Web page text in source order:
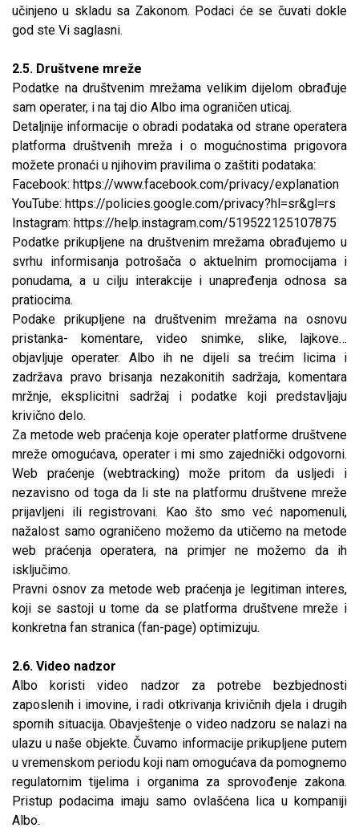
učinjeno u skladu sa Zakonom. Podaci će se čuvati dokle
god ste Vi saglasni.
2.5. Društvene mreže
Podatke na društvenim mrežama velikim dijelom obrađuje
sam operater, i na taj dio Albo ima ograničen uticaj.
Detaljnije informacije o obradi podataka od strane operatera
platforma društvenih mreža i o mogućnostima prigovora
možete pronaći u njihovim pravilima o zaštiti podataka:
Facebook: https://www.facebook.com/privacy/explanation
YouTube: https://policies.google.com/privacy?hl=sr&gl=rs
Instagram: https://help.instagram.com/519522125107875
Podatke prikupljene na društvenim mrežama obrađujemo u
svrhu informisanja potrošača o aktuelnim promocijama i
ponudama, a u cilju interakcije i unapređenja odnosa sa
pratiocima.
Podake prikupljene na društvenim mrežama na osnovu
pristanka- komentare, video snimke, slike, lajkove…
objavljuje operater. Albo ih ne dijeli sa trećim licima i
zadržava pravo brisanja nezakonitih sadržaja, komentara
mržnje, eksplicitni sadržaj i podatke koji predstavljaju
krivično delo.
Za metode web praćenja koje operater platforme društvene
mreže omogućava, operater i mi smo zajednički odgovorni.
Web praćenje (webtracking) može pritom da usljedi i
nezavisno od toga da li ste na platformu društvene mreže
prijavljeni ili registrovani. Kao što smo već napomenuli,
nažalost samo ograničeno možemo da utičemo na metode
web praćenja operatera, na primjer ne možemo da ih
isključimo.
Pravni osnov za metode web praćenja je legitiman interes,
koji se sastoji u tome da se platforma društvene mreže i
konkretna fan stranica (fan-page) optimizuju.
2.6. Video nadzor
Albo koristi video nadzor za potrebe bezbjednosti
zaposlenih i imovine, i radi otkrivanja krivičnih djela i drugih
spornih situacija. Obavještenje o video nadzoru se nalazi na
ulazu u naše objekte. Čuvamo informacije prikupljene putem
u vremenskom periodu koji nam omogućava da pomognemo
regulatornim tijelima i organima za sprovođenje zakona.
Pristup podacima imaju samo ovlašćena lica u kompaniji
Albo.